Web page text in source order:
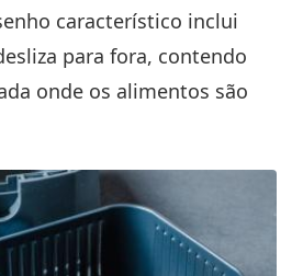
característico inclui
para fora, contendo
onde os alimentos são